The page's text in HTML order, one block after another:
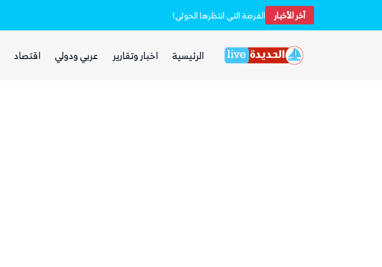
آخر الأخبار الفرصة التي انتظرها الحوثي!
الرئيسية اخبار وتقارير عربي ودولي اقتصاد